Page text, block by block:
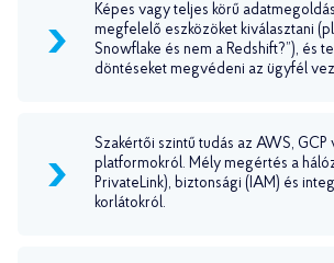
Képes vagy teljes körű
megfelelő eszközöket kiválasztani
Snowflake és nem a Redshift?”), és
döntéseket megvédeni az ügyfél
Szakértői szintű tudás az AWS, GCP
platformokról. Mély megértés a
PrivateLink), biztonsági (IAM) és
korlátokról.